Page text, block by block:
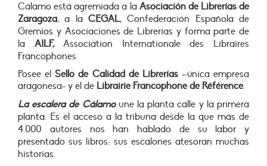
Cálamo está agremiada a la Asociación de Librerías de
Zaragoza, a la CEGAL, Confederación Española de
Gremios y Asociaciones de Librerías y forma parte de
la AILF,Association Internationale des Libraires
Francophones
Posee elSello de Calidad de Librerías–única empresa
aragonesa- y el de Librairie Francophone de Référence.
La escalera de Cálamoune la planta calle y la primera
planta. Es el acceso a la tribuna desde la que más de
4.000 autores nos han hablado de su labor y
presentado sus libros: sus escalones atesoran muchas
historias.